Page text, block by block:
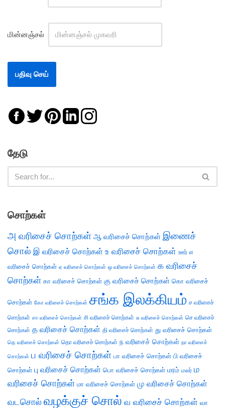
மின்னஞ்சல்
தேடு
சொற்கள்
அ வரிசைச் சொற்கள் ஆ வரிசைச் சொற்கள் இணைச்
சொல் இ வரிசைச் சொற்கள் உ வரிசைச் சொற்கள் ஊர் எ
வரிசைச் சொற்கள் ஏ வரிசைச் சொற்கள் ஒ வரிசைச் சொற்கள் க வரிசைச்
சொற்கள் கா வரிசைச் சொற்கள் கு வரிசைச் சொற்கள் கொ வரிசைச்
சொற்கள் கோ வரிசைச் சொற்கள் சங்க இலக்கியம் ச வரிசைச்
சொற்கள் சா வரிசைச் சொற்கள் சி வரிசைச் சொற்கள் சு வரிசைச் சொற்கள் செ வரிசைச்
சொற்கள் த வரிசைச் சொற்கள் தி வரிசைச் சொற்கள் து வரிசைச் சொற்கள்
தெ வரிசைச் சொற்கள் தொ வரிசைச் சொற்கள் ந வரிசைச் சொற்கள் நா வரிசைச்
சொற்கள் ப வரிசைச் சொற்கள் பா வரிசைச் சொற்கள் பி வரிசைச்
சொற்கள் பு வரிசைச் சொற்கள் பொ வரிசைச் சொற்கள் மரம் மலர் ம
வரிசைச் சொற்கள் மா வரிசைச் சொற்கள் மு வரிசைச் சொற்கள்
வடசொல் வழக்குச் சொல் வ வரிசைச் சொற்கள் வா